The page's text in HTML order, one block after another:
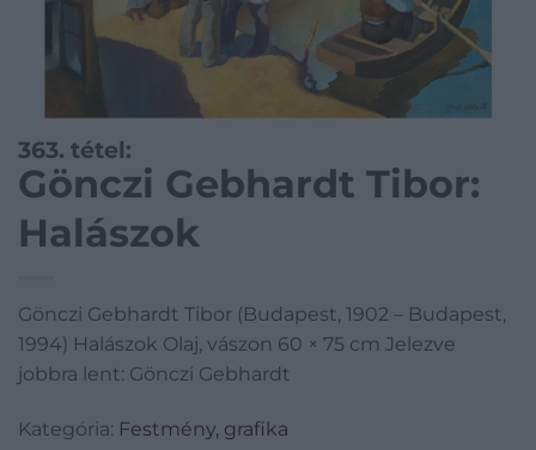
363. tétel:
Gönczi Gebhardt Tibor:
Halászok
Gönczi Gebhardt Tibor (Budapest, 1902 – Budapest,
1994) Halászok Olaj, vászon 60 × 75 cm Jelezve
jobbra lent: Gönczi Gebhardt
Kategória: Festmény, grafika